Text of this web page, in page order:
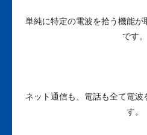
単純に特定の電波を拾う機能が
です。
ネット通信も、電話も全て電波
す。